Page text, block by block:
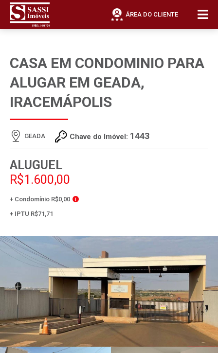
ÁREA DO CLIENTE
CASA EM CONDOMINIO PARA
ALUGAR EM GEADA,
IRACEMÁPOLIS
GEADA Chave do Imóvel: 1443
ALUGUEL
R$1.600,00
+ Condomínio R$0,00 i
+ IPTU R$71,71